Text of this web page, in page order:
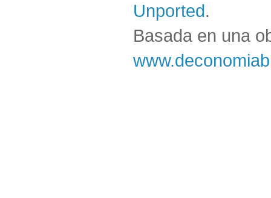
Unported.
Basada en una